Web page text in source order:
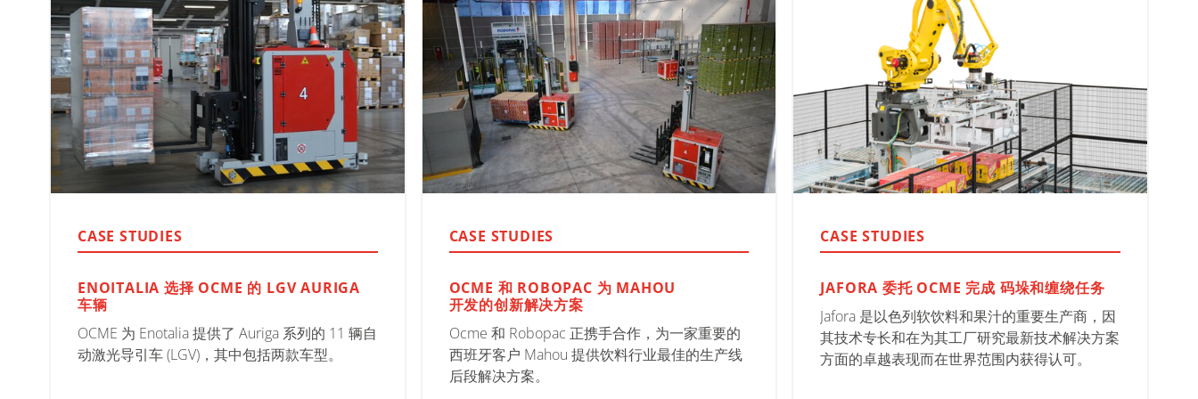
CASE STUDIES
ENOITALIA 选择 OCME 的 LGV AURIGA
车辆
OCME 为 Enotalia 提供了 Auriga 系列的 11 辆自
动激光导引车 (LGV)，其中包括两款车型。
CASE STUDIES
OCME 和 ROBOPAC 为 MAHOU
开发的创新解决方案
Ocme 和 Robopac 正携手合作，为一家重要的
西班牙客户 Mahou 提供饮料行业最佳的生产线
后段解决方案。
CASE STUDIES
JAFORA 委托 OCME 完成 码垛和缠绕任务
Jafora 是以色列软饮料和果汁的重要生产商，因
其技术专长和在为其工厂研究最新技术解决方案
方面的卓越表现而在世界范围内获得认可。